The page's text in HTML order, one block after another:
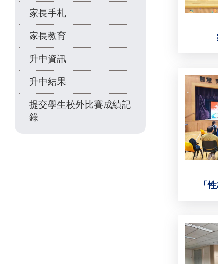
「
家長手札
家長教育
升中資訊
升中結果
提交學生校外比賽成績記
錄